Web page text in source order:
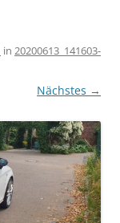
in 20200613_141603-
Nächstes →